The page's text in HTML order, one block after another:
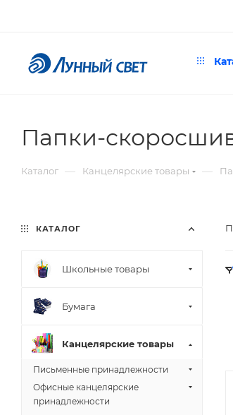
Папки-
Каталог — Канцелярские товары —
КАТАЛОГ
Школьные товары
Бумага
Канцелярские товары
Письменные принадлежности
Офисные канцелярские
принадлежности